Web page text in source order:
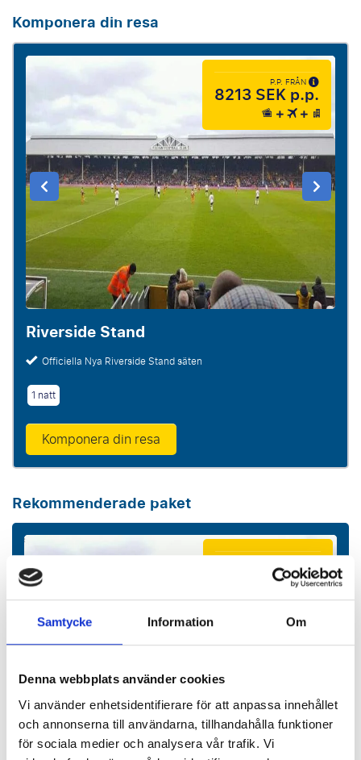
Samtycke Information Om
Denna webbplats använder cookies
Vi använder enhetsidentifierare för att anpassa innehållet
och annonserna till användarna, tillhandahålla funktioner
för sociala medier och analysera vår trafik. Vi
Komponera din resa
P.P. FRÅN
8213 SEK p.p.
Riverside Stand
Officiella Nya Riverside Stand säten
1 natt
Komponera din resa
Rekommenderade paket
9773 SEK p.p.